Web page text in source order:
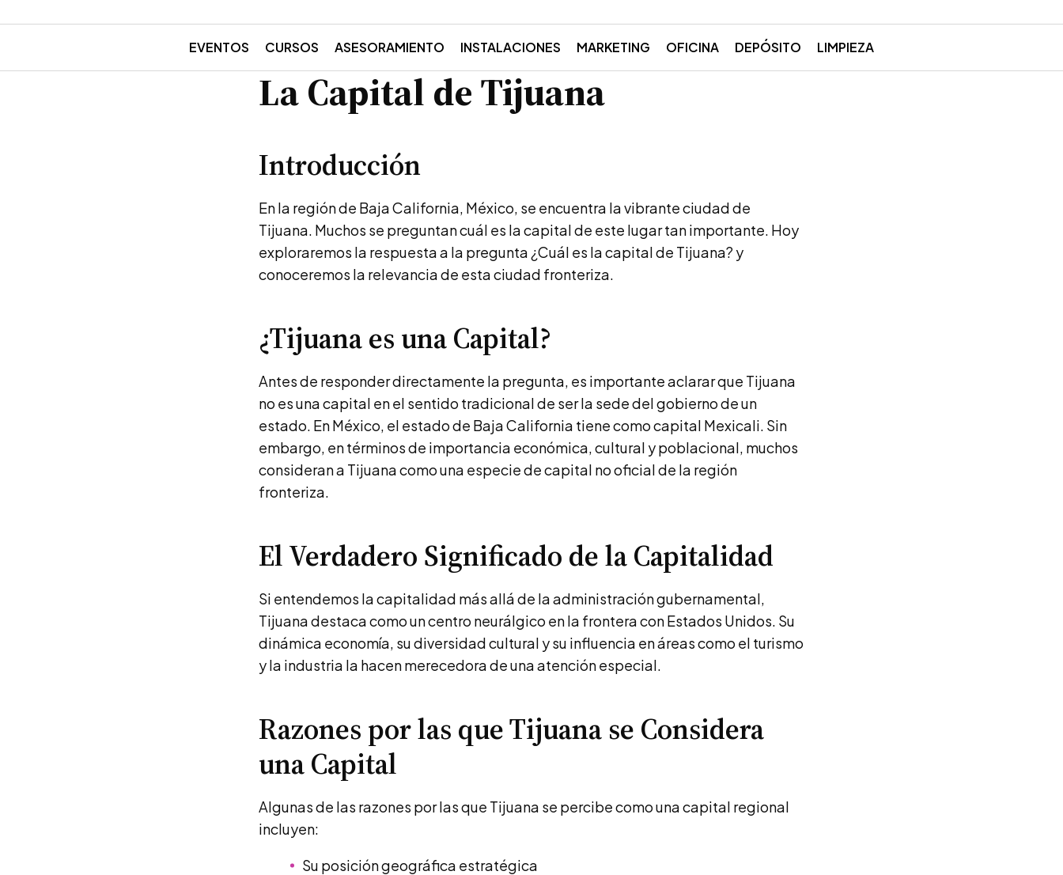
EVENTOS CURSOS ASESORAMIENTO INSTALACIONES MARKETING OFICINA DEPÓSITO LIMPIEZA
La Capital de Tijuana
Introducción
En la región de Baja California, México, se encuentra la vibrante ciudad de
Tijuana. Muchos se preguntan cuál es la capital de este lugar tan importante. Hoy
exploraremos la respuesta a la pregunta ¿Cuál es la capital de Tijuana? y
conoceremos la relevancia de esta ciudad fronteriza.
¿Tijuana es una Capital?
Antes de responder directamente la pregunta, es importante aclarar que Tijuana
no es una capital en el sentido tradicional de ser la sede del gobierno de un
estado. En México, el estado de Baja California tiene como capital Mexicali. Sin
embargo, en términos de importancia económica, cultural y poblacional, muchos
consideran a Tijuana como una especie de capital no oficial de la región
fronteriza.
El Verdadero Significado de la Capitalidad
Si entendemos la capitalidad más allá de la administración gubernamental,
Tijuana destaca como un centro neurálgico en la frontera con Estados Unidos. Su
dinámica economía, su diversidad cultural y su influencia en áreas como el turismo
y la industria la hacen merecedora de una atención especial.
Razones por las que Tijuana se Considera
una Capital
Algunas de las razones por las que Tijuana se percibe como una capital regional
incluyen:
Su posición geográfica estratégica